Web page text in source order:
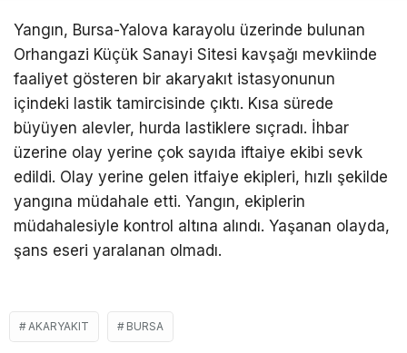
Yangın, Bursa-Yalova karayolu üzerinde bulunan
Orhangazi Küçük Sanayi Sitesi kavşağı mevkiinde
faaliyet gösteren bir akaryakıt istasyonunun
içindeki lastik tamircisinde çıktı. Kısa sürede
büyüyen alevler, hurda lastiklere sıçradı. İhbar
üzerine olay yerine çok sayıda iftaiye ekibi sevk
edildi. Olay yerine gelen itfaiye ekipleri, hızlı şekilde
yangına müdahale etti. Yangın, ekiplerin
müdahalesiyle kontrol altına alındı. Yaşanan olayda,
şans eseri yaralanan olmadı.
AKARYAKIT BURSA